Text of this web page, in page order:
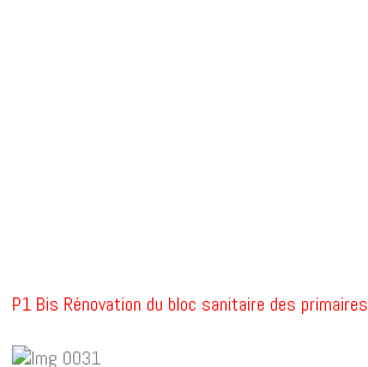
P1 Bis Rénovation du bloc sanitaire des primaires